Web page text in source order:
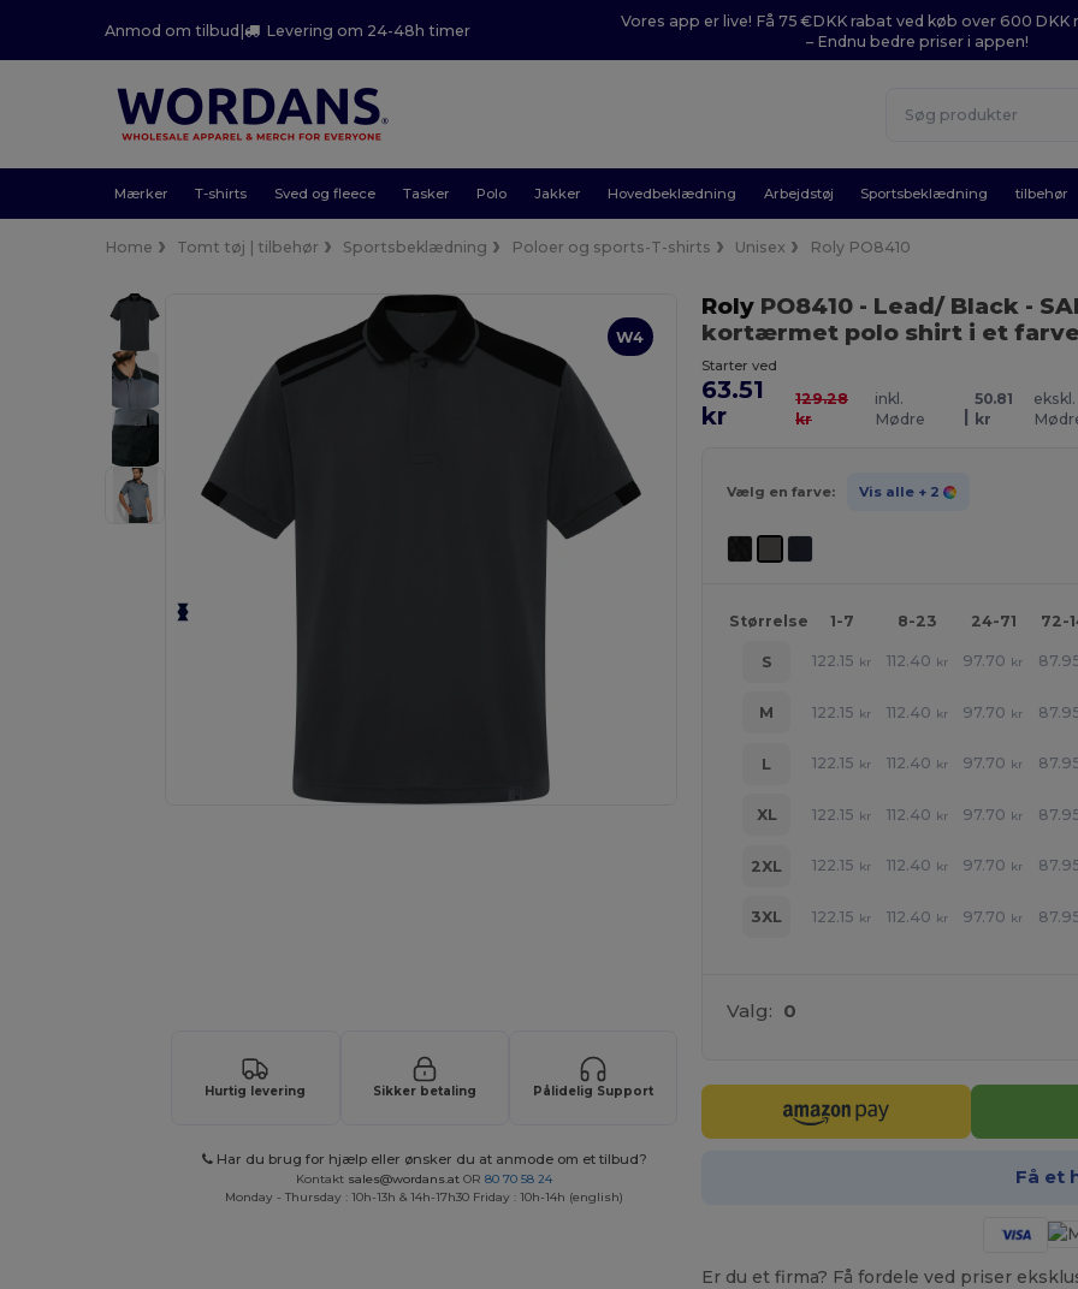
Anmod om tilbud| Levering om 24-48h timer
Vores app er live! Få 75 €DKK rabat ved køb over 600 DKK
– Endnu bedre priser i appen!
Mærker T-shirts Sved og fleece Tasker Polo Jakker Hovedbeklædning Arbejdstøj Sportsbeklædning tilbehør
Home Tomt tøj | tilbehør Sportsbeklædning Poloer og sports-T-shirts Unisex Roly PO8410
W4
Hurtig levering Sikker betaling Pålidelig Support
Har du brug for hjælp eller ønsker du at anmode om et tilbud?
Kontakt sales@wordans.at OR80 70 58 24
Monday - Thursday : 10h-13h & 14h-17h30 Friday : 10h-14h (english)
RolyPO8410 - Lead/ Black-
kortærmet polo shirt i et
Starter ved
63.51
kr
129.28
kr
inkl.
Mødre
|
50.81
kr
ekskl.
Vælg en farve: Vis alle + 2
Størrelse 1-7 8-23 24-71 72-
S 122.15 kr 112.40 kr 97.70 kr
M 122.15 kr 112.40 kr 97.70 kr
L 122.15 kr 112.40 kr 97.70 kr
XL 122.15 kr 112.40 kr 97.70 kr
2XL 122.15 kr 112.40 kr 97.70 kr
3XL 122.15 kr 112.40 kr 97.70 kr
Valg: 0
Få et
Er du et firma? Få fordele ved priser